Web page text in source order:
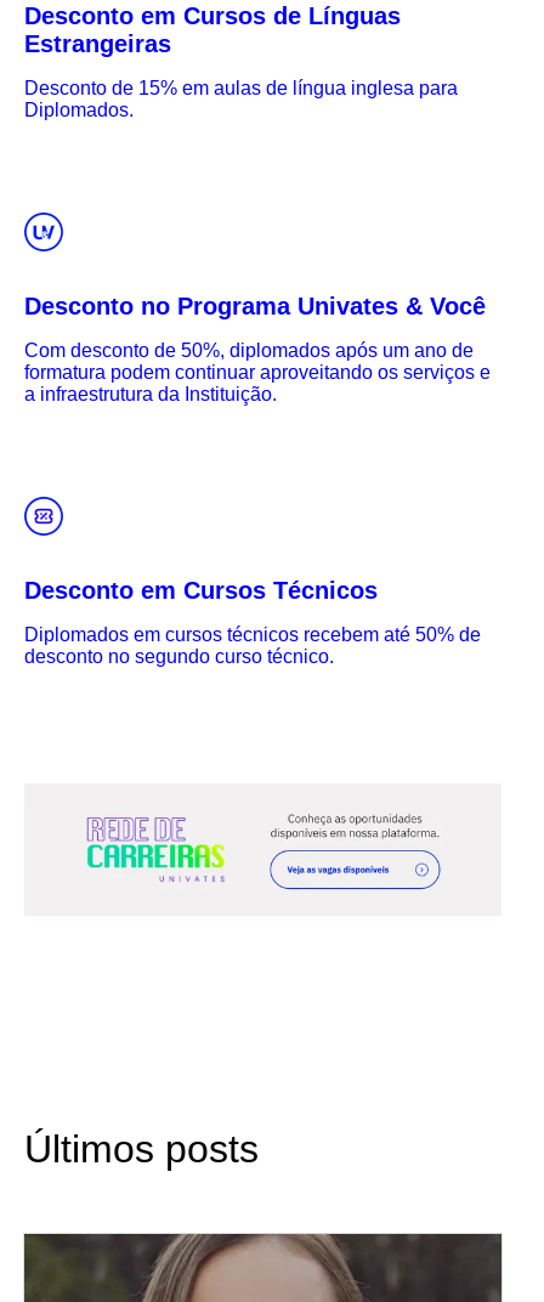
Desconto em Cursos de Línguas
Estrangeiras
Desconto de 15% em aulas de língua inglesa para
Diplomados.
Desconto no Programa Univates & Você
Com desconto de 50%, diplomados após um ano de
formatura podem continuar aproveitando os serviços e
a infraestrutura da Instituição.
Desconto em Cursos Técnicos
Diplomados em cursos técnicos recebem até 50% de
desconto no segundo curso técnico.
Últimos posts